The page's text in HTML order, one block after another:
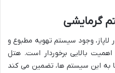
گرمایشی
وجود سیستم تهویه مطبوع و
اهمیت بالایی برخوردار است. هتل
به این سیستم ها، تضمین می کند